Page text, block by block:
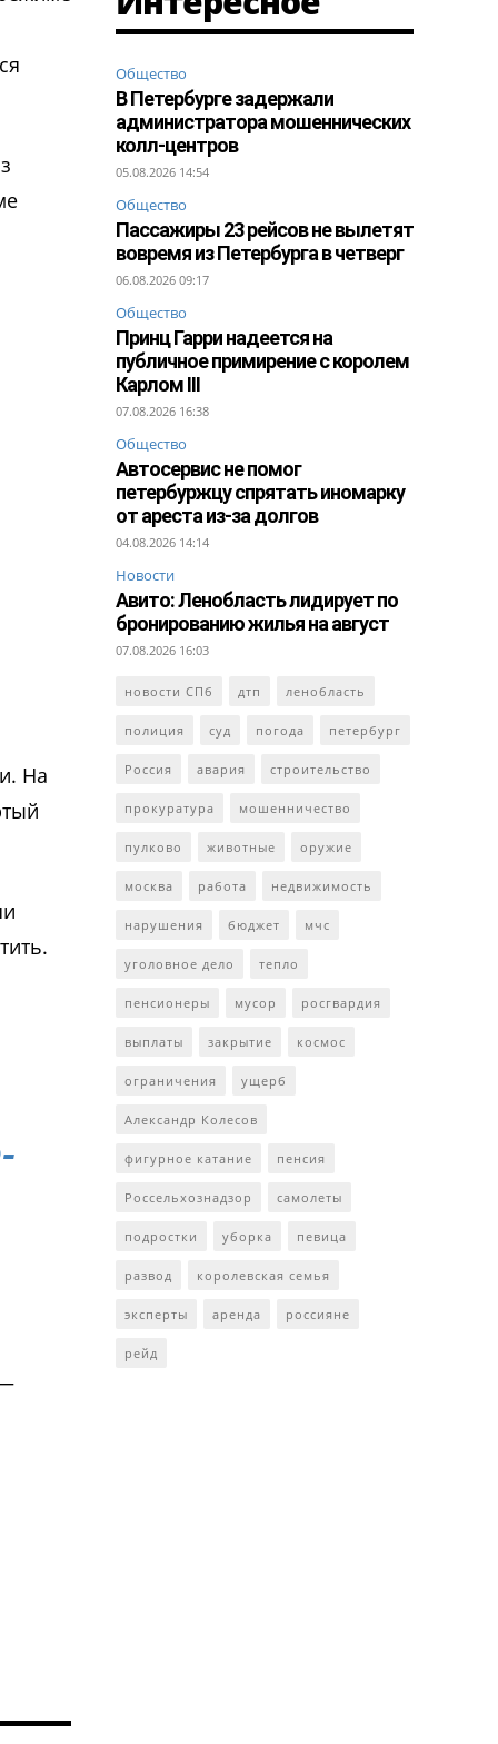
На
Общество
В Петербурге задержали
администратора мошеннических
колл-центров
05.08.2026 14:54
Общество
Пассажиры 23 рейсов не вылетят
вовремя из Петербурга в четверг
06.08.2026 09:17
Общество
Принц Гарри надеется на
публичное примирение с королем
Карлом III
07.08.2026 16:38
Общество
Автосервис не помог
петербуржцу спрятать иномарку
от ареста из-за долгов
04.08.2026 14:14
Новости
Авито: Ленобласть лидирует по
бронированию жилья на август
07.08.2026 16:03
новости СПб дтп ленобласть
полиция суд погода петербург
Россия авария строительство
прокуратура мошенничество
пулково животные оружие
москва работа недвижимость
нарушения бюджет мчс
уголовное дело тепло
пенсионеры мусор росгвардия
выплаты закрытие космос
ограничения ущерб
Александр Колесов
фигурное катание пенсия
Россельхознадзор самолеты
подростки уборка певица
развод королевская семья
эксперты аренда россияне
рейд